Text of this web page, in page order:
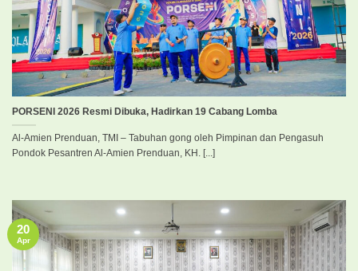
PORSENI 2026 Resmi Dibuka, Hadirkan 19 Cabang Lomba
Al-Amien Prenduan, TMI – Tabuhan gong oleh Pimpinan dan Pengasuh
Pondok Pesantren Al-Amien Prenduan, KH. [...]
20
Apr